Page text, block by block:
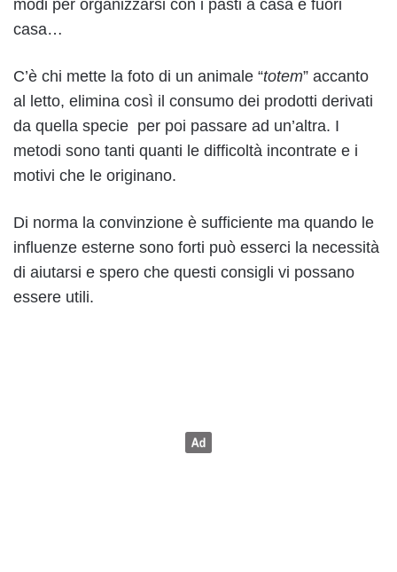
modi per organizzarsi con i pasti a casa e fuori
casa…
C’è chi mette la foto di un animale “totem” accanto
al letto, elimina così il consumo dei prodotti derivati
da quella specie per poi passare ad un’altra. I
metodi sono tanti quanti le difficoltà incontrate e i
motivi che le originano.
Di norma la convinzione è sufficiente ma quando le
influenze esterne sono forti può esserci la necessità
di aiutarsi e spero che questi consigli vi possano
essere utili.